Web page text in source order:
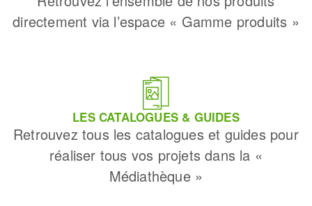
directement via l’espace « Gamme produits »
LES CATALOGUES & GUIDES
Retrouvez tous les catalogues et guides pour
réaliser tous vos projets dans la «
Médiathèque »